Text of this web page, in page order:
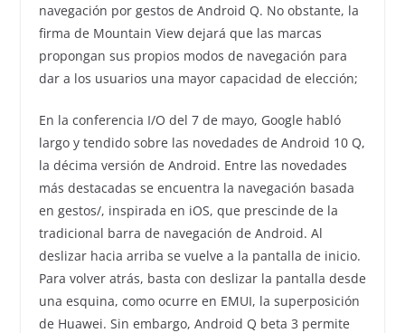
navegación por gestos de Android Q. No obstante, la
firma de Mountain View dejará que las marcas
propongan sus propios modos de navegación para
dar a los usuarios una mayor capacidad de elección;
En la conferencia I/O del 7 de mayo, Google habló
largo y tendido sobre las novedades de Android 10 Q,
la décima versión de Android. Entre las novedades
más destacadas se encuentra la navegación basada
en gestos/, inspirada en iOS, que prescinde de la
tradicional barra de navegación de Android. Al
deslizar hacia arriba se vuelve a la pantalla de inicio.
Para volver atrás, basta con deslizar la pantalla desde
una esquina, como ocurre en EMUI, la superposición
de Huawei. Sin embargo, Android Q beta 3 permite